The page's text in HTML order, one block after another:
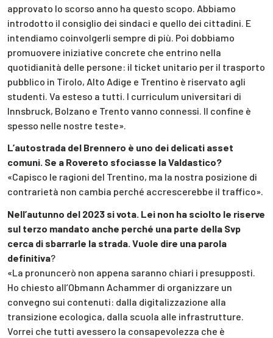
approvato lo scorso anno ha questo scopo. Abbiamo
introdotto il consiglio dei sindaci e quello dei cittadini. E
intendiamo coinvolgerli sempre di più. Poi dobbiamo
promuovere iniziative concrete che entrino nella
quotidianità delle persone: il ticket unitario per il trasporto
pubblico in Tirolo, Alto Adige e Trentino è riservato agli
studenti. Va esteso a tutti. I curriculum universitari di
Innsbruck, Bolzano e Trento vanno connessi. Il confine è
spesso nelle nostre teste».
L’autostrada del Brennero è uno dei delicati asset
comuni. Se a Rovereto sfociasse la Valdastico?
«Capisco le ragioni del Trentino, ma la nostra posizione di
contrarietà non cambia perché accrescerebbe il traffico».
Nell’autunno del 2023 si vota. Lei non ha sciolto le riserve
sul terzo mandato anche perché una parte della Svp
cerca di sbarrarle la strada. Vuole dire una parola
definitiva?
«La pronuncerò non appena saranno chiari i presupposti.
Ho chiesto all’Obmann Achammer di organizzare un
convegno sui contenuti: dalla digitalizzazione alla
transizione ecologica, dalla scuola alle infrastrutture.
Vorrei che tutti avessero la consapevolezza che è